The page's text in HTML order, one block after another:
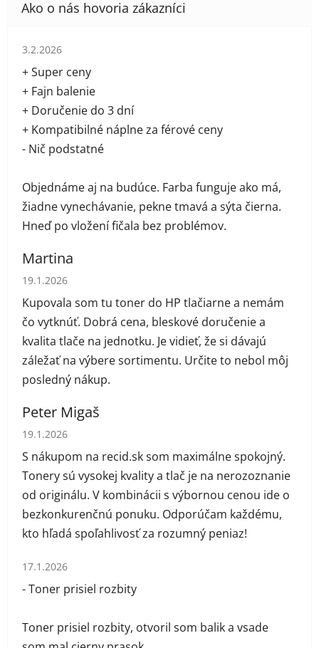
Hodnotenie obchodu je 5 z 5 hviezdičiek.
3.2.2026
+ Super ceny
+ Fajn balenie
+ Doručenie do 3 dní
+ Kompatibilné náplne za férové ceny
- Nič podstatné
Objednáme aj na budúce. Farba funguje ako má,
žiadne vynechávanie, pekne tmavá a sýta čierna.
Hneď po vložení fičala bez problémov.
Martina
Hodnotenie obchodu je 5 z 5 hviezdičiek.
19.1.2026
Kupovala som tu toner do HP tlačiarne a nemám
čo vytknúť. Dobrá cena, bleskové doručenie a
kvalita tlače na jednotku. Je vidieť, že si dávajú
záležať na výbere sortimentu. Určite to nebol môj
posledný nákup.
Peter Migaš
Hodnotenie obchodu je 5 z 5 hviezdičiek.
19.1.2026
S nákupom na recid.sk som maximálne spokojný.
Tonery sú vysokej kvality a tlač je na nerozoznanie
od originálu. V kombinácii s výbornou cenou ide o
bezkonkurenčnú ponuku. Odporúčam každému,
kto hľadá spoľahlivosť za rozumný peniaz!
Hodnotenie obchodu je 1 z 5 hviezdičiek.
17.1.2026
- Toner prisiel rozbity
Toner prisiel rozbity, otvoril som balik a vsade